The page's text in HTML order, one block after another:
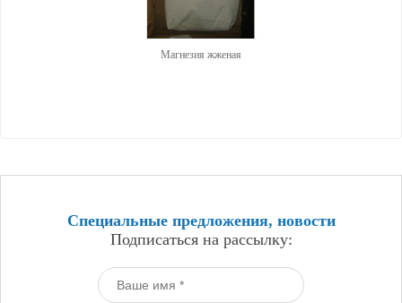
Магнезия жженая
Специальные предложения, новости
Подписаться на рассылку: